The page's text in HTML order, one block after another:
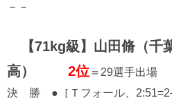
－－
【71kg級】山田脩（千
高）
2位 ＝29選手出場
決 勝 ●［Ｔフォール、2:51=2-